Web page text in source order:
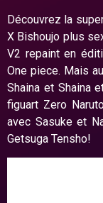
Découvrez la
X Bishoujo plus
V2 repaint en
One piece. Mais
Shaina et Shaina
figuart Zero
avec Sasuke et
Getsuga Tensho!